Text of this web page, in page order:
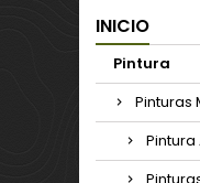
INICIO
Pintura
Pinturas